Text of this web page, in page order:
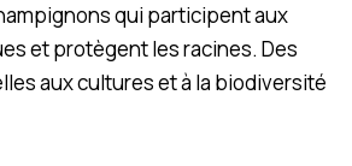
qui participent aux
et protègent les racines. Des
aux cultures et à la biodiversité